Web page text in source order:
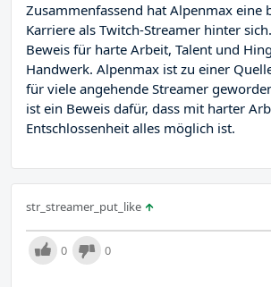
Zusammenfassend hat Alpenmax eine
Karriere als Twitch-Streamer hinter
Beweis für harte Arbeit, Talent und
Handwerk. Alpenmax ist zu einer
für viele angehende Streamer
ist ein Beweis dafür, dass mit harter
Entschlossenheit alles möglich ist.
str_streamer_put_like
0 0